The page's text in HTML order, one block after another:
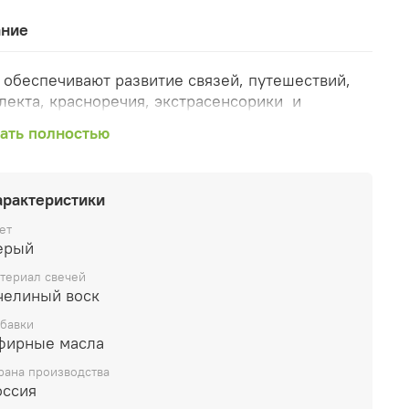
развитие связей, путешествий,
красноречия, экстрасенсорики и
свободы и мудрости
пчелиный воск,
масла:
горения 45 часов
полностью
свечей
воск
масла
производства